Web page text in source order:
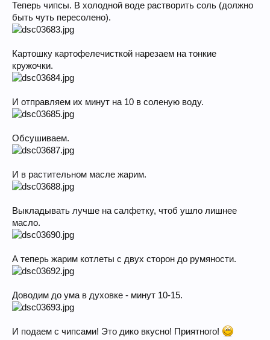
Теперь чипсы. В холодной воде растворить соль (должно
быть чуть пересолено).
Картошку картофелечисткой нарезаем на тонкие
кружочки.
И отправляем их минут на 10 в соленую воду.
Обсушиваем.
И в растительном масле жарим.
Выкладывать лучше на салфетку, чтоб ушло лишнее
масло.
А теперь жарим котлеты с двух сторон до румяности.
Доводим до ума в духовке - минут 10-15.
И подаем с чипсами! Это дико вкусно! Приятного!